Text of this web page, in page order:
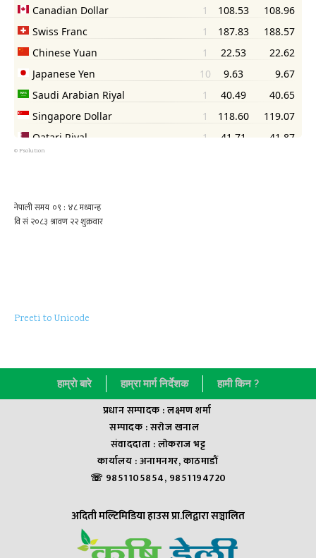
© Psolution
Preeti to Unicode
हाम्राे बारे हाम्रा मार्ग निर्देशक हामी किन ?
प्रधान सम्पादक : लक्ष्मण शर्मा
सम्पादक : सराेज खनाल
संवाददाता : लाेकराज भट्ट
कार्यालय : अनामनगर, काठमाडौं
☏ 9851105854, 9851194720
अदिती मल्टिमिडिया हाउस प्रा.लिद्वारा सञ्चालित